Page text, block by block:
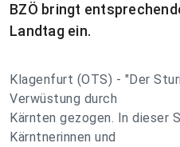
BZÖ bringt
Landtag ein.
Klagenfurt (OTS) - "Der
Verwüstung durch
Kärnten gezogen. In dieser
Kärntnerinnen und